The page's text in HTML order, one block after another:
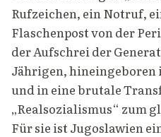
Rufzeichen, ein Notruf,
Flaschenpost von der
der Aufschrei der
Jährigen,
und in eine brutale
„Realsozialismus“ zum
Für sie ist Jugoslawien